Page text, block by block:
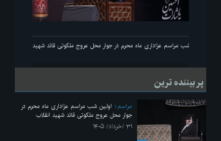
اولین شب مراسم عزاداری ماه محرم در جوار محل عروج ملکوتی قائد شهید انقلاب
پر بیننده ترین
مراسم
اولین شب مراسم عزاداری ماه محرم در
جوار محل عروج ملکوتی قائد شهید انقلاب
۳۱ /خرداد/ ۱۴۰۵